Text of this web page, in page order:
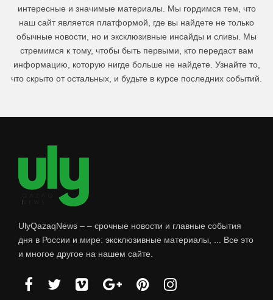
интересные и значимые материалы. Мы гордимся тем, что
наш сайт является платформой, где вы найдете не только
обычные новости, но и эксклюзивные инсайды и сливы. Мы
стремимся к тому, чтобы быть первыми, кто передаст вам
информацию, которую нигде больше не найдете. Узнайте то,
что скрыто от остальных, и будьте в курсе последних событий.
UlyQazaqNews – – срочные новости и главные события
дня в России и мире: эксклюзивные материалы, ... Все это
и многое другое на нашем сайте.